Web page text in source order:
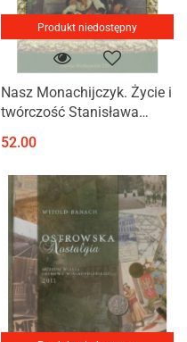
Produkt niedostępny
Nasz Monachijczyk. Życie i
twórczość Stanisława
52.00